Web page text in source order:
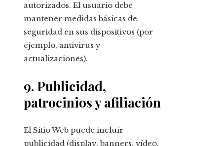
autorizados. El usuario debe
mantener medidas básicas de
seguridad en sus dispositivos (por
ejemplo, antivirus y
actualizaciones).
9. Publicidad,
patrocinios y afiliación
El Sitio Web puede incluir
publicidad (display, banners, vídeo,